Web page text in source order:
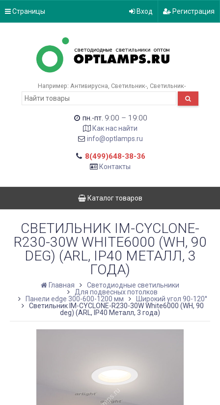
Страницы Вход Регистрация
Например: Антивирусна Светильник- Светильник-
пн.-пт. 9:00 – 19:00
Как нас найти
info@optlamps.ru
8(499)648-38-36
Контакты
Каталог товаров
СВЕТИЛЬНИК IM-CYCLONE-
R230-30W WHITE6000 (WH, 90
DEG) (ARL, IP40 МЕТАЛЛ, 3
ГОДА)
Главная
Светодиодные светильники
Для подвесных потолков
Панели edge 300-600-1200 мм
Широкий угол 90-120°
Светильник IM-CYCLONE-R230-30W White6000 (WH, 90
deg) (ARL, IP40 Металл, 3 года)